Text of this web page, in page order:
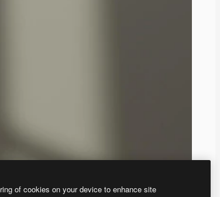
of cookies on your device to enhance site